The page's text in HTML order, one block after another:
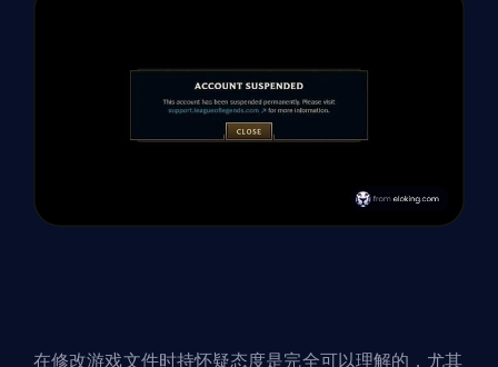
在修改游戏文件时持怀疑态度是完全可以理解的，尤其